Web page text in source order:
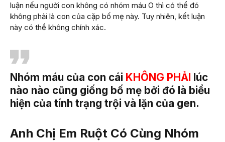
luận nếu người con không có nhóm máu O thì có thể đó
không phải là con của cặp bố mẹ này. Tuy nhiên, kết luận
này có thể không chính xác.
Nhóm máu của con cái KHÔNG PHẢI lúc
nào nào cũng giống bố mẹ bởi đó là biểu
hiện của tính trạng trội và lặn của gen.
Anh Chị Em Ruột Có Cùng Nhóm